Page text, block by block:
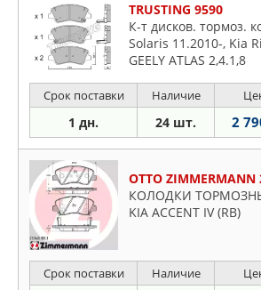
TRUSTING 9590
К-т дисков. тормоз.
Solaris 11.2010-, Kia
GEELY ATLAS 2,4.1,8
Срок поставки Наличие
1 дн. 24 шт. 2
OTTO ZIMMERMANN
КОЛОДКИ
KIA ACCENT IV (RB)
Срок поставки Наличие